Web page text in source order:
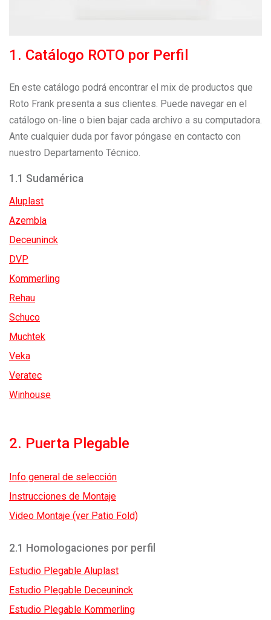
1. Catálogo ROTO por Perfil
En este catálogo podrá encontrar el mix de productos que
Roto Frank presenta a sus clientes. Puede navegar en el
catálogo on-line o bien bajar cada archivo a su computadora.
Ante cualquier duda por favor póngase en contacto con
nuestro Departamento Técnico.
1.1 Sudamérica
Aluplast
Azembla
Deceuninck
DVP
Kommerling
Rehau
Schuco
Muchtek
Veka
Veratec
Winhouse
2. Puerta Plegable
Info general de selección
Instrucciones de Montaje
Video Montaje (ver Patio Fold)
2.1 Homologaciones por perfil
Estudio Plegable Aluplast
Estudio Plegable Deceuninck
Estudio Plegable Kommerling